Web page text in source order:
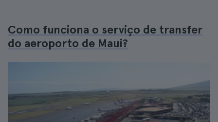
Como funciona o serviço de transfer
do aeroporto de Maui?